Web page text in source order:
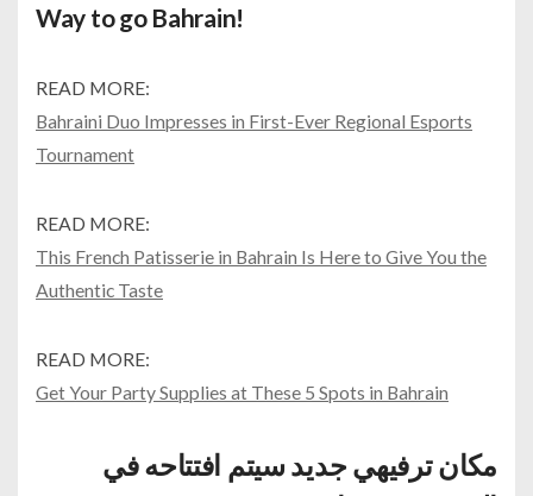
Way to go Bahrain!
READ MORE:
Bahraini Duo Impresses in First-Ever Regional Esports
Tournament
READ MORE:
This French Patisserie in Bahrain Is Here to Give You the
Authentic Taste
READ MORE:
Get Your Party Supplies at These 5 Spots in Bahrain
مكان ترفيهي جديد سيتم افتتاحه في